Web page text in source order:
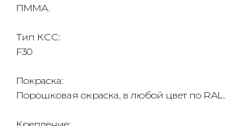
ПММА.
Тип КСС:
F30
Покраска:
Порошковая окраска, в любой цвет по RAL.